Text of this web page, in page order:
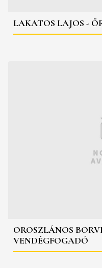
LAKATOS LAJOS -
OROSZLÁNOS
VENDÉGFOGADÓ